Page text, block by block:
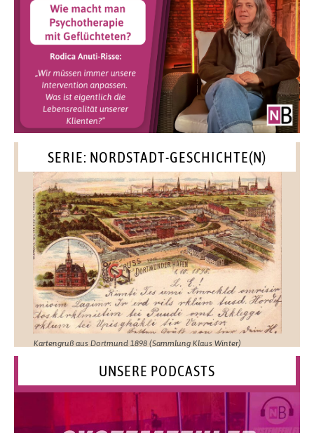
SERIE: NORDSTADT-GESCHICHTE(N)
Kartengruß aus Dortmund 1898 (Sammlung Klaus Winter)
UNSERE PODCASTS